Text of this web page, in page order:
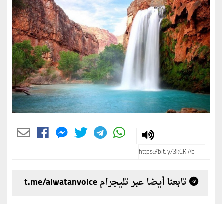
تابعنا أيضا عبر تليجرام t.me/alwatanvoice